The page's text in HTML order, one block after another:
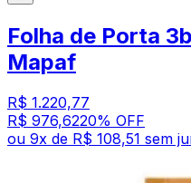
Folha de Porta
Mapaf
R$ 1.220,77
R$ 976,6220% OFF
ou 9x de R$ 108,51 sem